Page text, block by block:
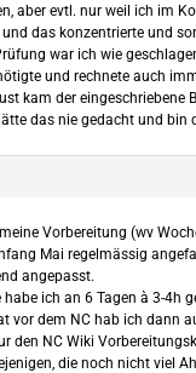
aber evtl. nur weil ich im
das konzentrierte und
war ich wie
und rechnete auch
kam der eingeschriebene
das nie gedacht und
Vorbereitung (wv
Mai regelmässig
angepasst.
habe ich an 6 Tagen à 3-4h
vor dem NC hab ich dann
den NC Wiki
die noch nicht viel